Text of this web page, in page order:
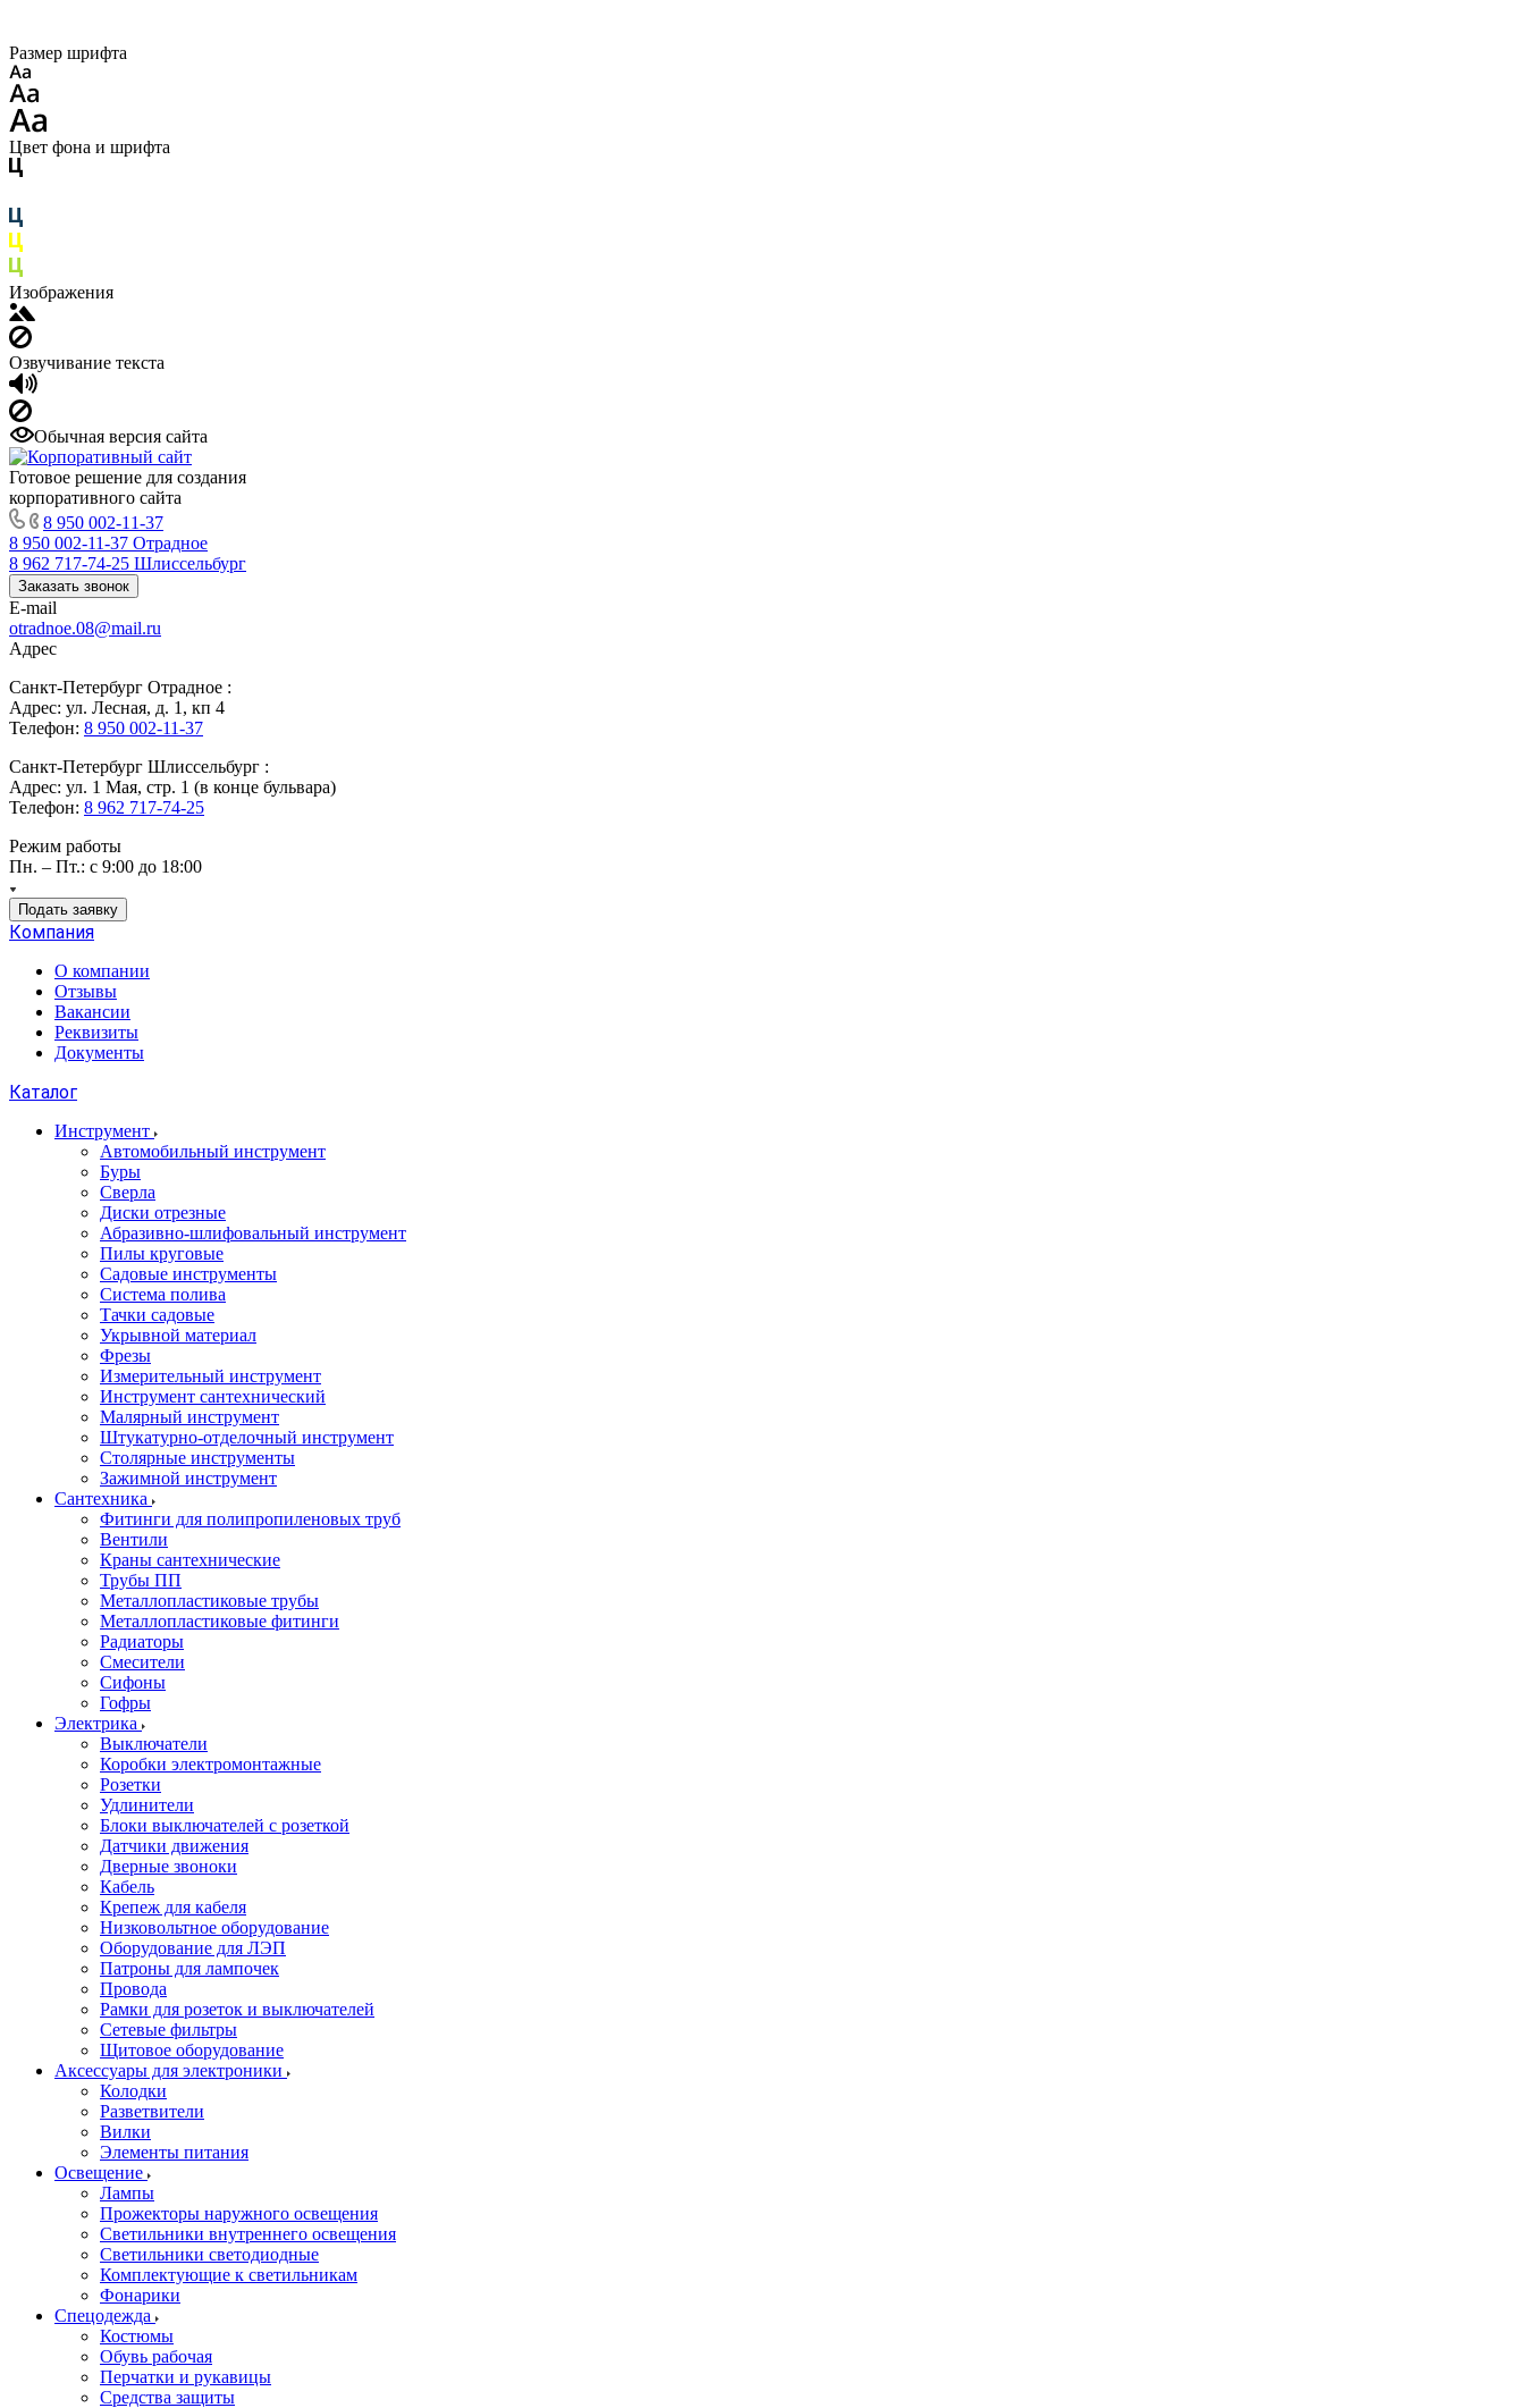
Размер шрифта
Цвет фона и шрифта
Изображения
Озвучивание текста
Обычная версия сайта
Готовое решение для создания
корпоративного сайта
8 950 002-11-37
8 950 002-11-37 Отрадное
8 962 717-74-25 Шлиссельбург
Заказать звонок
E-mail
otradnoe.08@mail.ru
Адрес
Санкт-Петербург Отрадное :
Адрес: ул. Лесная, д. 1, кп 4
Телефон: 8 950 002-11-37
Санкт-Петербург Шлиссельбург :
Адрес: ул. 1 Мая, стр. 1 (в конце бульвара)
Телефон: 8 962 717-74-25
Режим работы
Пн. – Пт.: с 9:00 до 18:00
Подать заявку
Компания
О компании
Отзывы
Вакансии
Реквизиты
Документы
Каталог
Инструмент
Автомобильный инструмент
Буры
Сверла
Диски отрезные
Абразивно-шлифовальный инструмент
Пилы круговые
Садовые инструменты
Система полива
Тачки садовые
Укрывной материал
Фрезы
Измерительный инструмент
Инструмент сантехнический
Малярный инструмент
Штукатурно-отделочный инструмент
Cтолярные инструменты
Зажимной инструмент
Сантехника
Фитинги для полипропиленовых труб
Вентили
Краны сантехнические
Трубы ПП
Металлопластиковые трубы
Металлопластиковые фитинги
Радиаторы
Смесители
Сифоны
Гофры
Электрика
Выключатели
Коробки электромонтажные
Розетки
Удлинители
Блоки выключателей с розеткой
Датчики движения
Дверные звоноки
Кабель
Крепеж для кабеля
Низковольтное оборудование
Оборудование для ЛЭП
Патроны для лампочек
Провода
Рамки для розеток и выключателей
Сетевые фильтры
Щитовое оборудование
Аксессуары для электроники
Колодки
Разветвители
Вилки
Элементы питания
Освещение
Лампы
Прожекторы наружного освещения
Светильники внутреннего освещения
Светильники светодиодные
Комплектующие к светильникам
Фонарики
Спецодежда
Костюмы
Обувь рабочая
Перчатки и рукавицы
Средства защиты